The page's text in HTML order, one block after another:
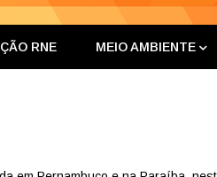
RNE MEIO AMBIENTE